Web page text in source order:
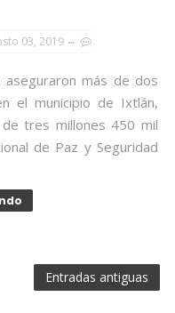
03, 2019
aseguraron más de dos
el municipio de Ixtlán,
tres millones 450 mil
de Paz y Seguridad
Entradas antiguas